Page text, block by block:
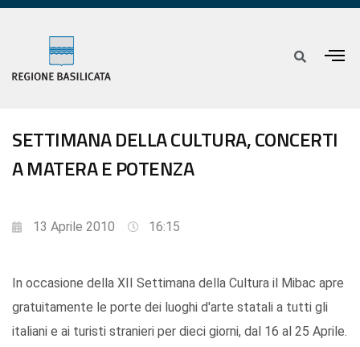
SETTIMANA DELLA CULTURA, CONCERTI
A MATERA E POTENZA
13 Aprile 2010 16:15
In occasione della XII Settimana della Cultura il Mibac apre
gratuitamente le porte dei luoghi d'arte statali a tutti gli
italiani e ai turisti stranieri per dieci giorni, dal 16 al 25 Aprile.